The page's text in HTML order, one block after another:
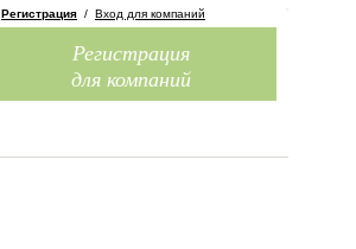
Регистрация / Вход для компаний
Регистрация
для компаний